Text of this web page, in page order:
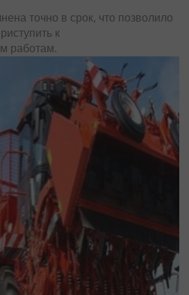
точно в срок, что позволило
к
работам.